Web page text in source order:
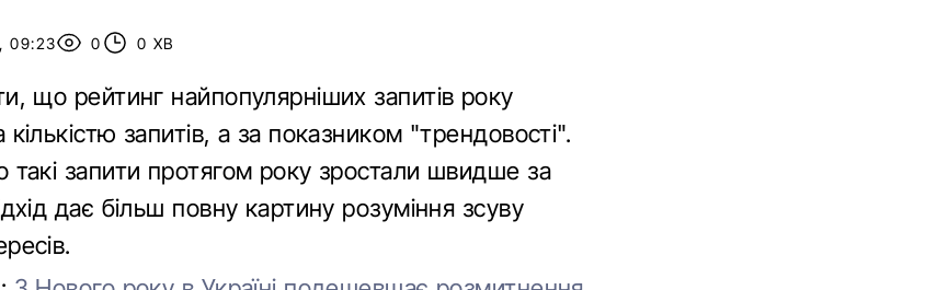
09:23 0 0 ХВ
що рейтинг найпопулярніших запитів року
запитів, а за показником "трендовості".
запити протягом року зростали швидше за
дає більш повну картину розуміння зсуву